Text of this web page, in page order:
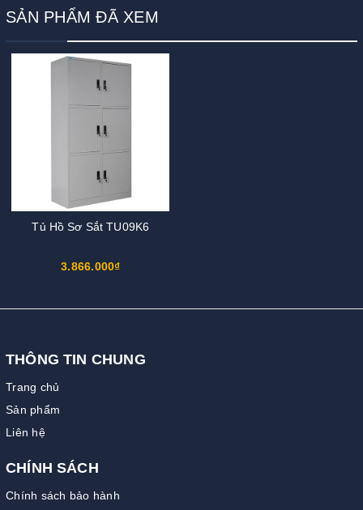
SẢN PHẨM ĐÃ XEM
Tủ Hồ Sơ Sắt TU09K6
3.866.000₫
THÔNG TIN CHUNG
Trang chủ
Sản phẩm
Liên hệ
CHÍNH SÁCH
Chính sách bảo hành